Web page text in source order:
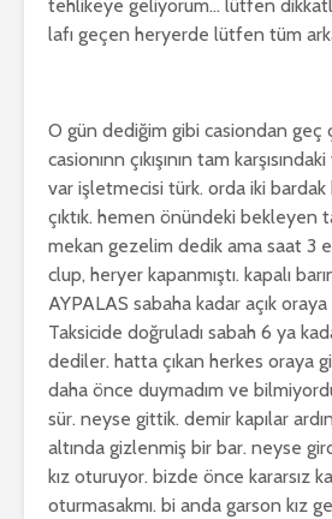
tehlikeye geliyorum… lütfen
lafı geçen heryerde lütfen tüm
O gün dediğim gibi casiondan geç
casionınn çıkışının tam
var işletmecisi türk. orda iki
çıktık. hemen önündeki bekleyen
mekan gezelim dedik ama saat 3
clup, heryer kapanmıştı. kapalı
AYPALAS sabaha kadar açık
Taksicide doğruladı sabah 6 ya
dediler. hatta çıkan herkes oraya
daha önce duymadım ve
sür. neyse gittik. demir kapılar
altında gizlenmiş bir bar. neyse
kız oturuyor. bizde önce kararsız
oturmasakmı. bi anda garson kız